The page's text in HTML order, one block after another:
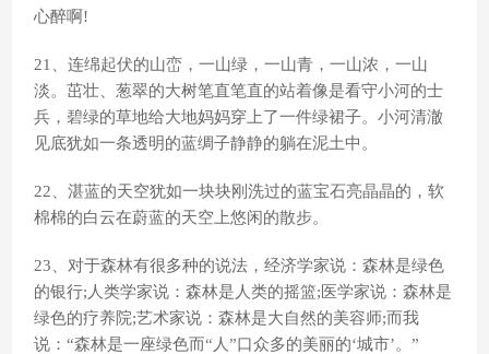
心醉啊!
21、连绵起伏的山峦，一山绿，一山青，一山浓，一山
淡。茁壮、葱翠的大树笔直笔直的站着像是看守小河的士
兵，碧绿的草地给大地妈妈穿上了一件绿裙子。小河清澈
见底犹如一条透明的蓝绸子静静的躺在泥土中。
22、湛蓝的天空犹如一块块刚洗过的蓝宝石亮晶晶的，软
棉棉的白云在蔚蓝的天空上悠闲的散步。
23、对于森林有很多种的说法，经济学家说：森林是绿色
的银行;人类学家说：森林是人类的摇篮;医学家说：森林是
绿色的疗养院;艺术家说：森林是大自然的美容师;而我
说：“森林是一座绿色而“人”口众多的美丽的‘城市’。”